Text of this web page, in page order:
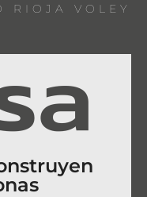
RIOJA VOLEY